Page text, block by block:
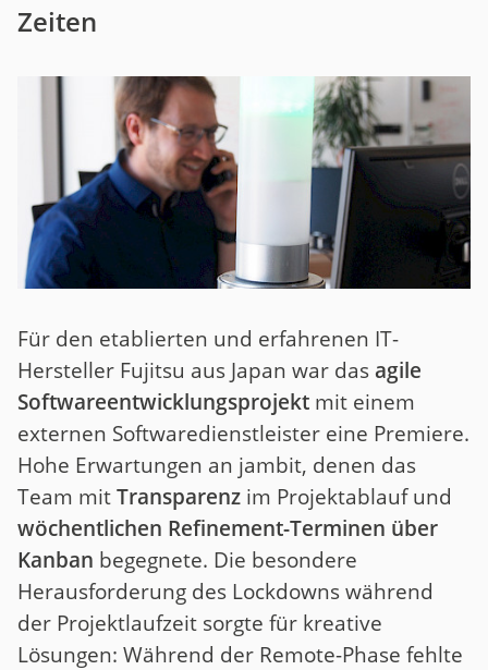
Zeiten
Für den etablierten und erfahrenen IT-
Hersteller Fujitsu aus Japan war dasagile
Softwareentwicklungsprojekt mit einem
externen Softwaredienstleister eine Premiere.
Hohe Erwartungen an jambit, denen das
Team mitTransparenz im Projektablauf und
wöchentlichen Refinement-Terminen über
Kanban begegnete. Die besondere
Herausforderung des Lockdowns während
der Projektlaufzeit sorgte für kreative
Lösungen: Während der Remote-Phase fehlte